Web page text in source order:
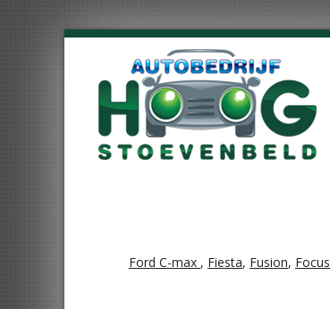
Ford C-max , Fiesta, Fusion, Focus